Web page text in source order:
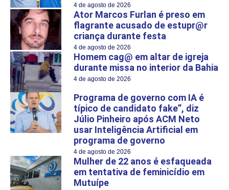
4 de agosto de 2026
Ator Marcos Furlan é preso em
flagrante acusado de estupr@r
criança durante festa
4 de agosto de 2026
Homem cag@ em altar de igreja
durante missa no interior da Bahia
4 de agosto de 2026
Programa de governo com IA é
típico de candidato fake”, diz
Júlio Pinheiro após ACM Neto
usar Inteligência Artificial em
programa de governo
4 de agosto de 2026
Mulher de 22 anos é esfaqueada
em tentativa de feminicídio em
Mutuípe